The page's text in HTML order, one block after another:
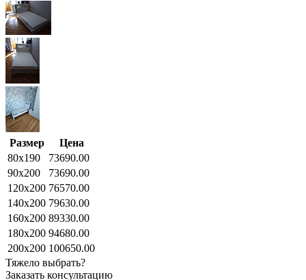
Размер
Цена
80x190
73690.00
90x200
73690.00
120x200 76570.00
140x200 79630.00
160x200 89330.00
180x200 94680.00
200x200 100650.00
Тяжело выбрать?
Заказать консультацию